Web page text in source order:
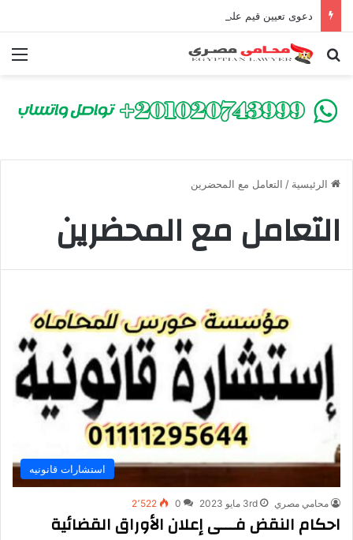
بحث عن
الرئيسية / التعامل مع المحضرين
التعامل مع المحضرين
استشارات قانونيه
محامي مصري 3rd مايو 2023 0 2٬522
احكام النقض فـــى إعلان الأوراق القضائية